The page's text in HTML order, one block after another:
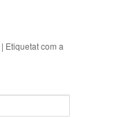
| Etiquetat com a